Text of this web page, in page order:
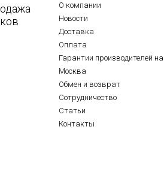
О компании
Новости
Доставка
Оплата
Гарантии производителей
Москва
Обмен и возврат
Сотрудничество
Статьи
Контакты